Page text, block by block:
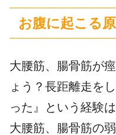
お腹に起こる
大腰筋、腸骨筋が
ょう？長距離走を
った』という経験
大腰筋、腸骨筋の